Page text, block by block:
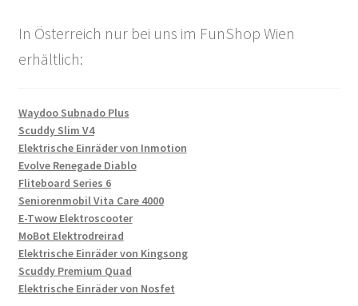
In Österreich nur bei uns im FunShop Wien
erhältlich:
Waydoo Subnado Plus
Scuddy Slim V4
Elektrische Einräder von Inmotion
Evolve Renegade Diablo
Fliteboard Series 6
Seniorenmobil Vita Care 4000
E-Twow Elektroscooter
MoBot Elektrodreirad
Elektrische Einräder von Kingsong
Scuddy Premium Quad
Elektrische Einräder von Nosfet